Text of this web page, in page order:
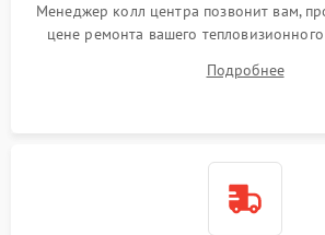
Менеджер колл центра позвонит вам,
цене ремонта вашего
Подробнее